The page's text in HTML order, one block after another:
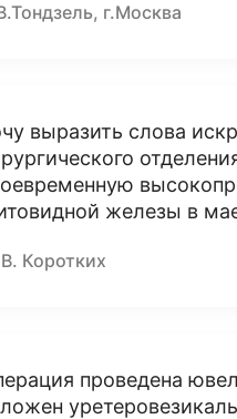
г.Москва
выразить слова
железы в
Коротких
проведена